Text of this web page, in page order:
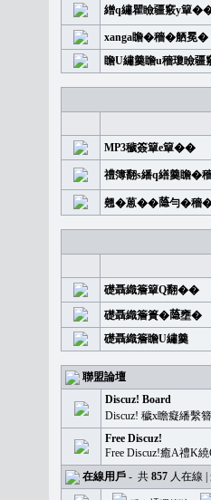
繒q繡瞿瞼疆竅y簞
xanga瞻�穡�舾冕�
瞻U繡羹瞻u穡瓊瞼疆
MP3穢簽簞e簞��
禮簿翻s繙q繕羹瞻
翹�蒽��𦻕勻�穡
礎聶織簷簞Q翻��
礎聶織簷簣�𦻕壅�
礎聶織簷瞻U繡羹
聯盟論壇
Discuz! Board
Discuz! 穢x瞻癡繙繫
Free Discuz!
Free Discuz!癒A禮K
在線用戶 - 共 857 人在線